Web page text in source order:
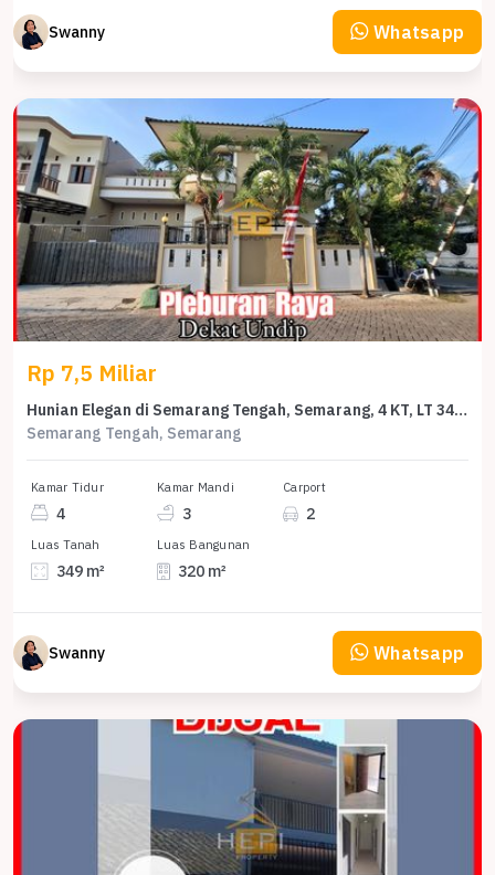
Swanny Whatsapp
Rp 7,5 Miliar
Hunian Elegan di Semarang Tengah, Semarang, 4 KT, LT 349m²
Semarang Tengah, Semarang
Kamar Tidur
4
Kamar Mandi
3
Carport
2
Luas Tanah
349 m²
Luas Bangunan
320 m²
Swanny Whatsapp